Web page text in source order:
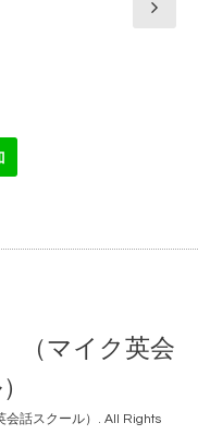
（マイク英会
話スクール）
. All Rights